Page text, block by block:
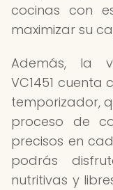
cocinas con
maximizar su
Además, la
VC1451
temporizador,
proceso de
precisos en
podrás
nutritivas y